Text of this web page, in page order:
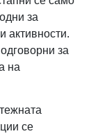
за
активности.
за
на
се